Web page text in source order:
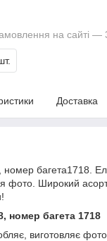
на сайті —
Доставка
багета1718.
фото. Широкий
номер багета 1718
виготовляє